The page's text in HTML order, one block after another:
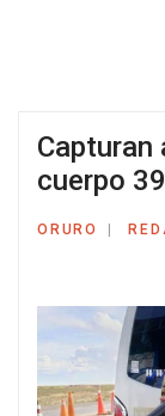
Capturan
cuerpo
ORURO